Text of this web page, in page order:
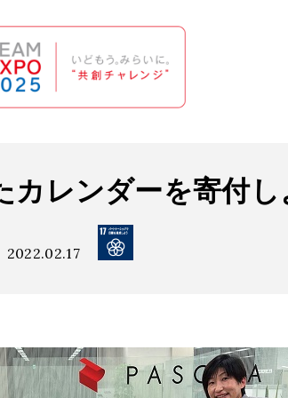
2022.02.17
カレンダーを寄付